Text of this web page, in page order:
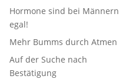
Hormone sind bei Männern
egal!
Mehr Bumms durch Atmen
Auf der Suche nach
Bestätigung